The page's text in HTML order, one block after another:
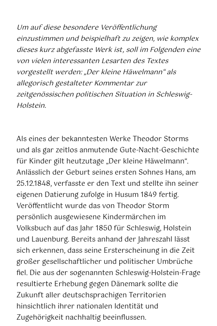
Um auf diese besondere Veröffentlichung
einzustimmen und beispielhaft zu zeigen, wie komplex
dieses kurz abgefasste Werk ist, soll im Folgenden eine
von vielen interessanten Lesarten des Textes
vorgestellt werden: „Der kleine Häwelmann“ als
allegorisch gestalteter Kommentar zur
zeitgenössischen politischen Situation in Schleswig-
Holstein.
Als eines der bekanntesten Werke Theodor Storms
und als gar zeitlos anmutende Gute-Nacht-Geschichte
für Kinder gilt heutzutage „Der kleine Häwelmann“.
Anlässlich der Geburt seines ersten Sohnes Hans, am
25.12.1848, verfasste er den Text und stellte ihn seiner
eigenen Datierung zufolge in Husum 1849 fertig.
Veröffentlicht wurde das von Theodor Storm
persönlich ausgewiesene Kindermärchen im
Volksbuch auf das Jahr 1850 für Schleswig, Holstein
und Lauenburg. Bereits anhand der Jahreszahl lässt
sich erkennen, dass seine Ersterscheinung in die Zeit
großer gesellschaftlicher und politischer Umbrüche
fiel. Die aus der sogenannten Schleswig-Holstein-Frage
resultierte Erhebung gegen Dänemark sollte die
Zukunft aller deutschsprachigen Territorien
hinsichtlich ihrer nationalen Identität und
Zugehörigkeit nachhaltig beeinflussen.